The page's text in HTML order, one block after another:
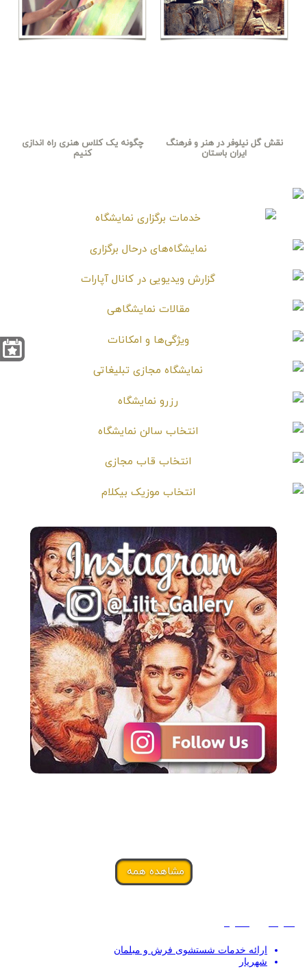
نقش گل نیلوفر در هنر و فرهنگ
ایران باستان
چگونه یک کلاس هنری راه اندازی
کنیم
مشاهده همه